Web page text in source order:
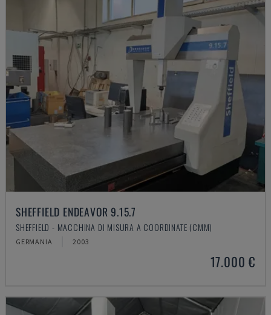
SHEFFIELD ENDEAVOR 9.15.7
SHEFFIELD - MACCHINA DI MISURA A COORDINATE (CMM)
GERMANIA 2003
17.000 €